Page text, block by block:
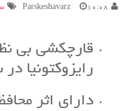
Parskeshavarz ۱۰:۰۸
قارچکشی بی
رایزوکتونیا
دارای اثر